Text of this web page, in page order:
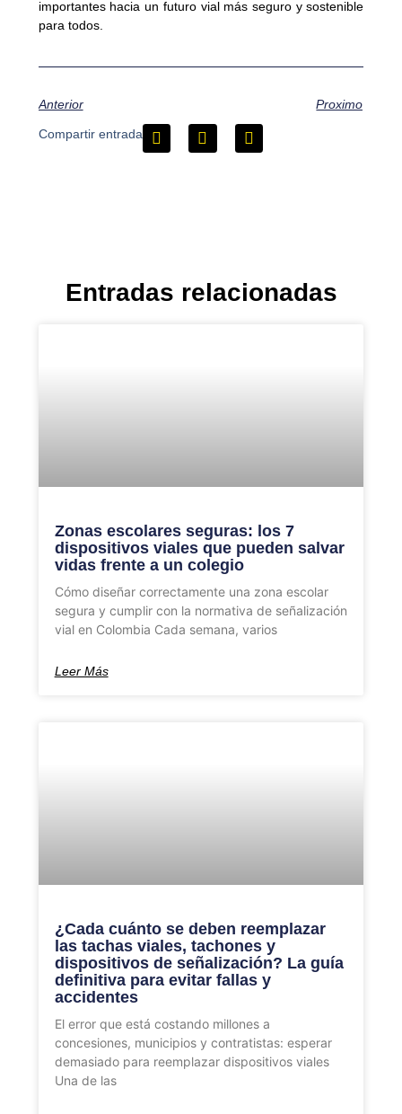
importantes hacia un futuro vial más seguro y sostenible
para todos.
Anterior Proximo
Compartir entrada
Entradas relacionadas
Zonas escolares seguras: los 7
dispositivos viales que pueden salvar
vidas frente a un colegio
Cómo diseñar correctamente una zona escolar
segura y cumplir con la normativa de señalización
vial en Colombia Cada semana, varios
Leer Más
¿Cada cuánto se deben reemplazar
las tachas viales, tachones y
dispositivos de señalización? La guía
definitiva para evitar fallas y
accidentes
El error que está costando millones a
concesiones, municipios y contratistas: esperar
demasiado para reemplazar dispositivos viales
Una de las